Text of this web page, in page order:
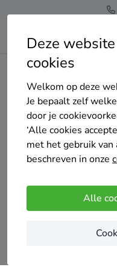
Deze
cookies
Welkom op deze
Je bepaalt zelf
door je
‘Alle cookies
met het gebruik van
beschreven in onze
Alle
Home Bedrijven overzicht
ECO-RAMO
Nog geen reviews
Denkt u aan bouwen